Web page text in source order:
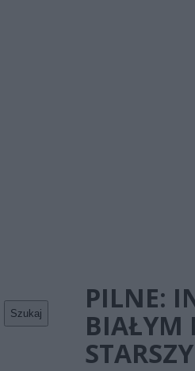
Szukaj
PILNE:
BIAŁYM